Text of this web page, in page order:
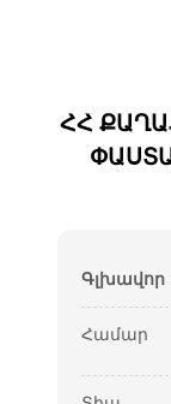
ՀՀ
Գլխավոր
Համար